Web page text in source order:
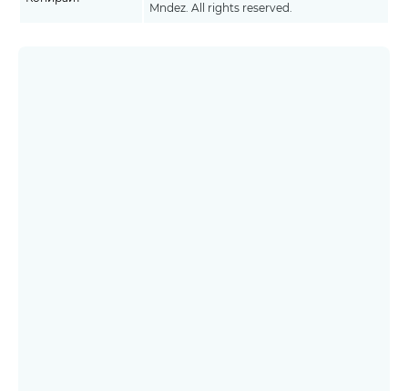
Mndez. All rights reserved.